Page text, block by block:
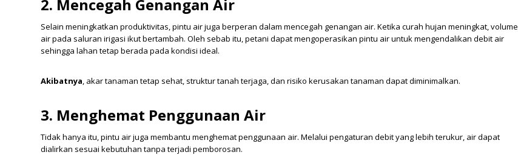
2. Mencegah Genangan Air
Selain meningkatkan produktivitas, pintu air juga berperan dalam mencegah genangan air. Ketika curah hujan meningkat, volume
air pada saluran irigasi ikut bertambah. Oleh sebab itu, petani dapat mengoperasikan pintu air untuk mengendalikan debit air
sehingga lahan tetap berada pada kondisi ideal.
Akibatnya, akar tanaman tetap sehat, struktur tanah terjaga, dan risiko kerusakan tanaman dapat diminimalkan.
3. Menghemat Penggunaan Air
Tidak hanya itu, pintu air juga membantu menghemat penggunaan air. Melalui pengaturan debit yang lebih terukur, air dapat
dialirkan sesuai kebutuhan tanpa terjadi pemborosan.